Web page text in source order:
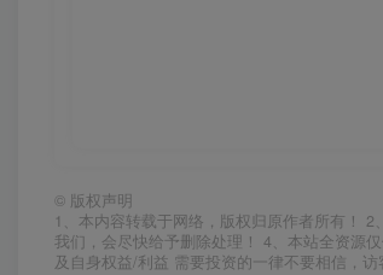
© 版权声明
1、本内容转载于网络，版权归原作者所有！
我们，会尽快给予删除处理！ 4、本站全资源
及自身权益/利益 需要投资的一律不要相信，